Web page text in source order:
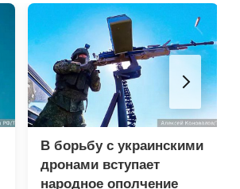
В борьбу с украинскими
дронами вступает
народное ополчение